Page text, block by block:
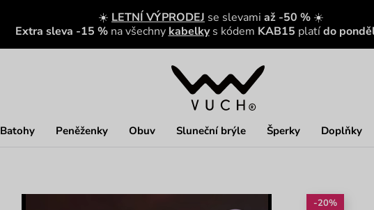
☀️ LETNÍ VÝPRODEJ se slevami až -50 % ☀️
Extra sleva -15 % na všechny kabelky s kódem KAB15 platído
Batohy Peněženky Obuv Sluneční brýle Šperky Doplňky
-20%